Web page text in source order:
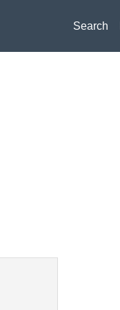
Search